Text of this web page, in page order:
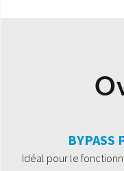
BYPASS
Idéal pour le